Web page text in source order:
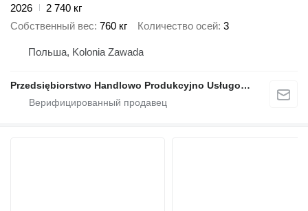
2026
2 740 кг
Собственный вес 760 кг Количество осей 3
Польша, Kolonia Zawada
Przedsiębiorstwo Handlowo Produkcyjno Usługowe TA-NO